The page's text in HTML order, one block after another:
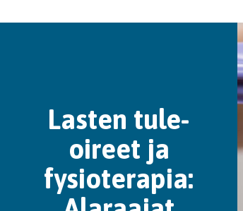
Lasten tule-
oireet ja
fysioterapia: